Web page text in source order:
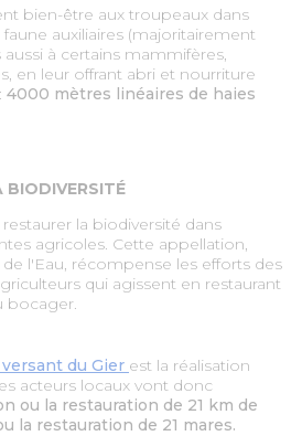
bien-être aux troupeaux dans
faune auxiliaires (majoritairement
aussi à certains mammifères,
en leur offrant abri et nourriture
4000 mètres linéaires de haies
BIODIVERSITÉ
la biodiversité dans
agricoles. Cette appellation,
l'Eau, récompense les efforts des
qui agissent en restaurant
bocager.
du Gier est la réalisation
acteurs locaux vont donc
ou la restauration de 21 km de
la restauration de 21 mares.